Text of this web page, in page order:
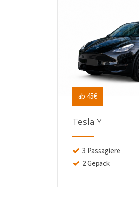
ab 45€
Tesla Y
3 Passagiere
2 Gepäck